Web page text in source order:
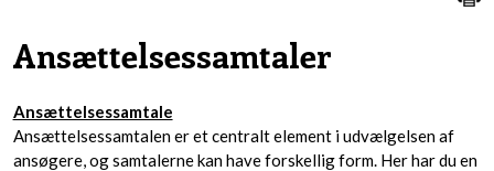
Ansættelsessamtaler​
Ansættelsessamtale
Ansættelsessamtalen er et centralt element i udvælgelsen af
ansøgere, og samtalerne kan have forskellig form. Her har du en